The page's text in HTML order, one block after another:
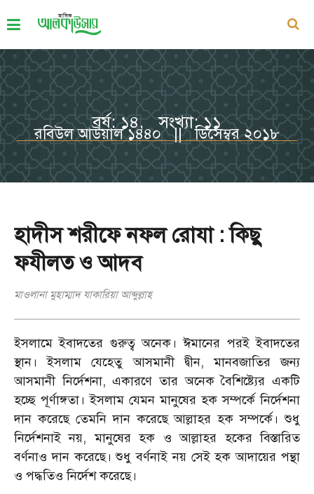
বর্ষ: ১৪, সংখ্যা: ১১
রবিউল আউয়াল ১৪৪০ || ডিসেম্বর ২০১৮
হাদীস শরীফে নফল রোযা : কিছু
ফযীলত ও আদব
মাওলানা মুহাম্মাদ যাকারিয়া আব্দুল্লাহ
ইসলামে ইবাদতের গুরুত্ব অনেক। ঈমানের পরই ইবাদতের
স্থান। ইসলাম যেহেতু আসমানী দ্বীন, মানবজাতির জন্য
আসমানী নির্দেশনা, একারণে তার অনেক বৈশিষ্ট্যের একটি
হচ্ছে পূর্ণাঙ্গতা। ইসলাম যেমন মানুষের হক সম্পর্কে নির্দেশনা
দান করেছে তেমনি দান করেছে আল্লাহর হক সম্পর্কে। শুধু
নির্দেশনাই নয়, মানুষের হক ও আল্লাহর হকের বিস্তারিত
বর্ণনাও দান করেছে। শুধু বর্ণনাই নয় সেই হক আদায়ের পন্থা
ও পদ্ধতিও নির্দেশ করেছে।